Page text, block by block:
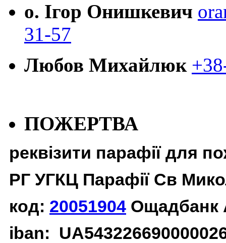
о. Ігор Онишкевич
31-57
Любов Михайлюк
ПОЖЕРТВА
реквізити парафії для
РГ УГКЦ Парафії Св
код: 20051904 Ощадбанк
iban: